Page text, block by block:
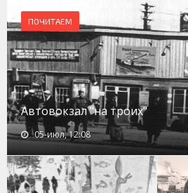
ПОЧИТАЕМ
Автовокзал "на троих"
05-июл, 12:08